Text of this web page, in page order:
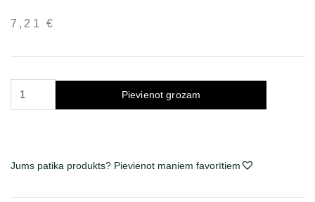
7,21 €
100
Pievienot grozam
Jums patika produkts? Pievienot maniem favorītiem